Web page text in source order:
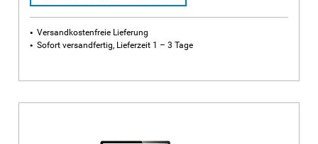
Versandkostenfreie Lieferung
Sofort versandfertig, Lieferzeit 1 – 3 Tage